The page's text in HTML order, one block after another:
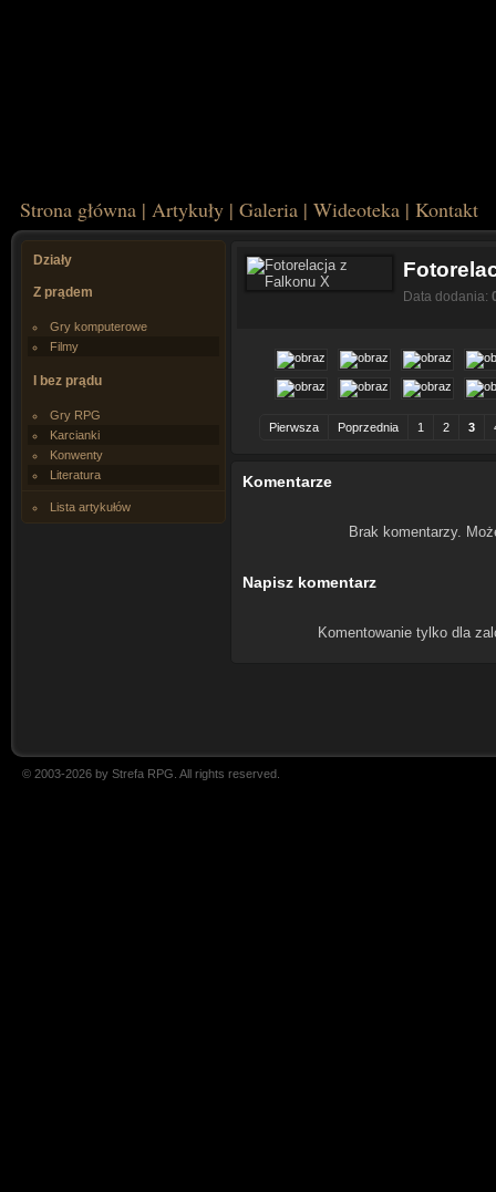
Strona główna | Artykuły | Galeria | Wideoteka | Kontakt
Działy
Z prądem
Gry komputerowe
Filmy
I bez prądu
Gry RPG
Karcianki
Konwenty
Literatura
Lista artykułów
Data dodania:
Pierwsza Poprzednia 1 2 3
Komentarze
Brak komentarzy.
Napisz komentarz
Komentowanie tylko dla
© 2003-2026 by Strefa RPG. All rights reserved.